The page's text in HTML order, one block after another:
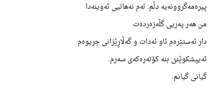
پیرەمەگروونەیە دڵم. لەم نەهاتیی ئەوینەدا
من هەر پەریی گڵەزەردەت
دار ئەستێرەم ئاو ئەدات و گەڵاڕێزانی جریوەم
ئەیپشکوێنێ بنە کۆتەرەکەی سەرم.
گیانی گیانم.